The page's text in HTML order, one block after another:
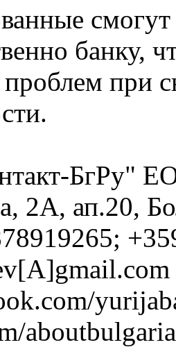
банку,
проблем при
БгРу"
2А, ап.20,
aboutbulgaria